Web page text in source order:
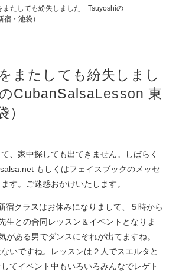
またしても紛失しました Tsuyoshiの
・池袋）
またしても紛失しまし
CubanSalsaLesson 東
）
、家中探しても出てきません。しばらく
もしくはフェイスブックのメッセ
す。ご迷惑おかけいたします。
宿クラスはお休みになりまして、５時から
生との合同レッスン＆イベントとなりま
がある男でダンスにそれが出てますね。
いですね。レッスンは２人でスエルタと
てイベント中もいろいろみんなでレゲト